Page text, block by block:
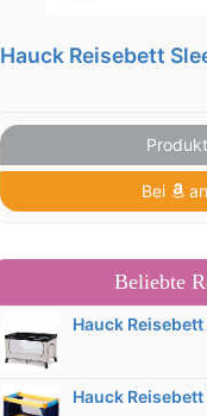
Hauck Reisebett
Bei
Beliebte
Hauck Reisebett
Hauck Reisebett